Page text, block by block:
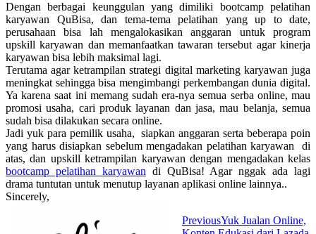
Dengan berbagai keunggulan yang dimiliki bootcamp pelatihan
karyawan QuBisa, dan tema-tema pelatihan yang up to date,
perusahaan bisa lah mengalokasikan anggaran untuk program
upskill karyawan dan memanfaatkan tawaran tersebut agar kinerja
karyawan bisa lebih maksimal lagi.
Terutama agar ketrampilan strategi digital marketing karyawan juga
meningkat sehingga bisa mengimbangi perkembangan dunia digital.
Ya karena saat ini memang sudah era-nya semua serba online, mau
promosi usaha, cari produk layanan dan jasa, mau belanja, semua
sudah bisa dilakukan secara online.
Jadi yuk para pemilik usaha, siapkan anggaran serta beberapa poin
yang harus disiapkan sebelum mengadakan pelatihan karyawan di
atas, dan upskill ketrampilan karyawan dengan mengadakan kelas
bootcamp pelatihan karyawan di QuBisa! Agar nggak ada lagi
drama tuntutan untuk menutup layanan aplikasi online lainnya..
Sincerely,
PreviousYuk Jualan Online,